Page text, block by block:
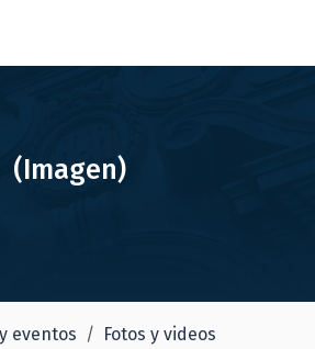
(Imagen)
eventos
Fotos y videos